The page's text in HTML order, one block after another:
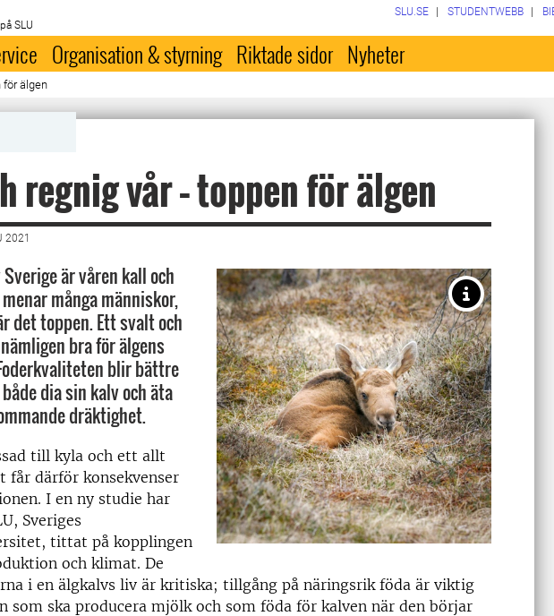
SLU
SLU.SE STUDENTWEBB
Organisation & styrning Riktade sidor Nyheter
för älgen
regnig vår – toppen för älgen
2021
är våren kall och
många människor,
det toppen. Ett svalt och
bra för älgens
blir bättre
dia sin kalv och äta
dräktighet.
till kyla och ett allt
får därför konsekvenser
I en ny studie har
Sveriges
tittat på kopplingen
och klimat. De
i en älgkalvs liv är kritiska; tillgång på näringsrik föda är viktig
som ska producera mjölk och som föda för kalven när den börjar